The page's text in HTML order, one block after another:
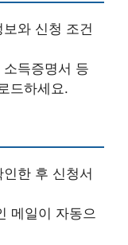
와 신청 조건
득증명서 등
드하세요.
한 후 신청서
메일이 자동으